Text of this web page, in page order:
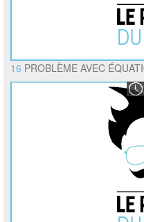
16 PROBLÈME AVEC